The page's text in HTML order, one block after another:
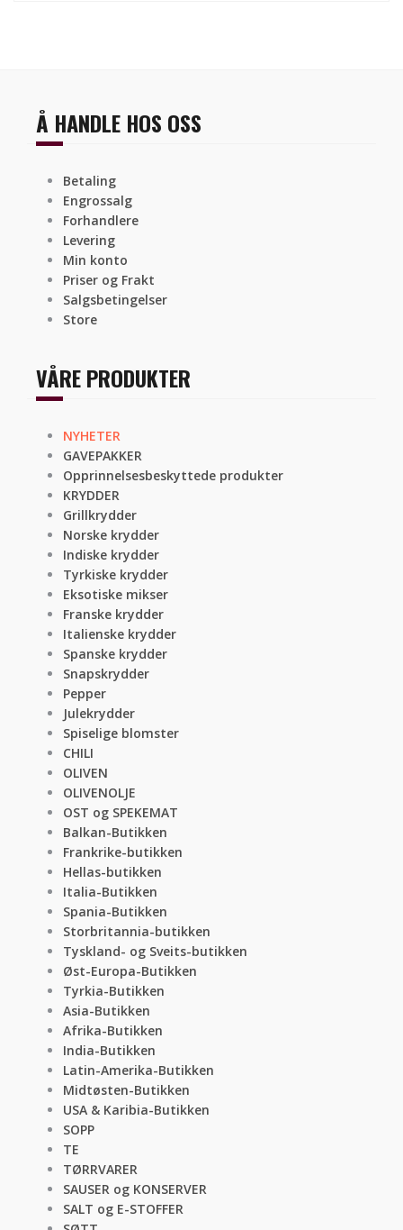
Å HANDLE HOS OSS
Betaling
Engrossalg
Forhandlere
Levering
Min konto
Priser og Frakt
Salgsbetingelser
Store
VÅRE PRODUKTER
NYHETER
GAVEPAKKER
Opprinnelsesbeskyttede produkter
KRYDDER
Grillkrydder
Norske krydder
Indiske krydder
Tyrkiske krydder
Eksotiske mikser
Franske krydder
Italienske krydder
Spanske krydder
Snapskrydder
Pepper
Julekrydder
Spiselige blomster
CHILI
OLIVEN
OLIVENOLJE
OST og SPEKEMAT
Balkan-Butikken
Frankrike-butikken
Hellas-butikken
Italia-Butikken
Spania-Butikken
Storbritannia-butikken
Tyskland- og Sveits-butikken
Øst-Europa-Butikken
Tyrkia-Butikken
Asia-Butikken
Afrika-Butikken
India-Butikken
Latin-Amerika-Butikken
Midtøsten-Butikken
USA & Karibia-Butikken
SOPP
TE
TØRRVARER
SAUSER og KONSERVER
SALT og E-STOFFER